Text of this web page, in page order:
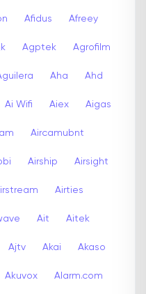
Afidus Afreey
Agptek Agrofilm
Aha Ahd
Ai Wifi Aiex Aigas
Aircamubnt
Airship Airsight
Airties
Ait Aitek
Ajtv Akai Akaso
Akuvox Alarm.com